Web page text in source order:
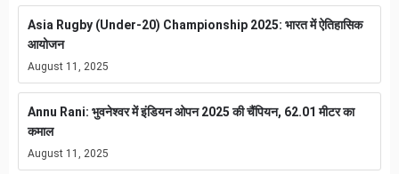
Asia Rugby (Under-20) Championship 2025: भारत में ऐतिहासिक
आयोजन
August 11, 2025
Annu Rani: भुवनेश्वर में इंडियन ओपन 2025 की चैंपियन, 62.01 मीटर का
कमाल
August 11, 2025